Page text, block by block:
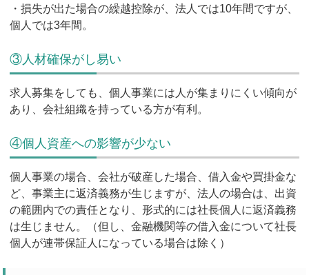
・損失が出た場合の繰越控除が、法人では10年間ですが、
個人では3年間。
③人材確保がし易い
求人募集をしても、個人事業には人が集まりにくい傾向が
あり、会社組織を持っている方が有利。
④個人資産への影響が少ない
個人事業の場合、会社が破産した場合、借入金や買掛金な
ど、事業主に返済義務が生じますが、法人の場合は、出資
の範囲内での責任となり、形式的には社長個人に返済義務
は生じません。（但し、金融機関等の借入金について社長
個人が連帯保証人になっている場合は除く）